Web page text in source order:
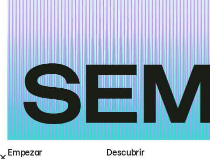
Empezar Descubrir